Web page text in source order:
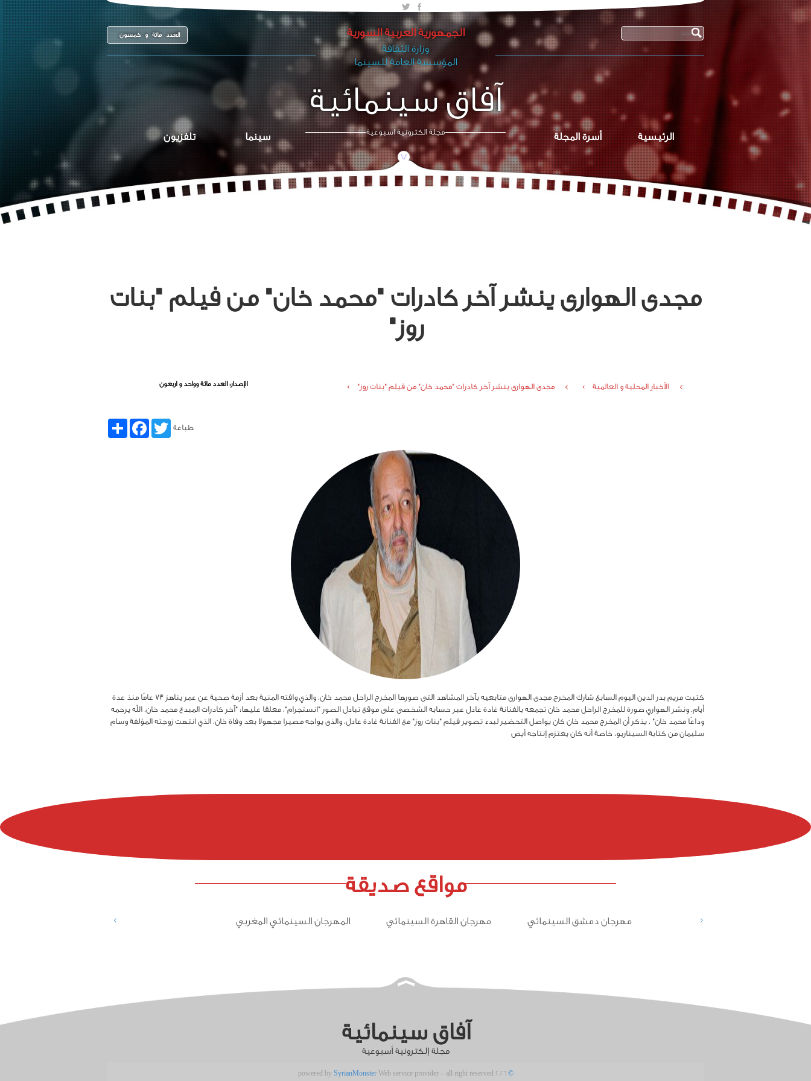
العدد مائة و خمسون الجمهورية العربية السورية
وزارة الثقافة
المؤسسة العامة للسينما
آفاق سينمائية
الرئيسية أسرة المجلة مجلة الكترونية اسبوعية سينما تلفزيون
/\
مجدى الهوارى ينشر آخر كادرات "محمد خان" من فيلم "بنات
روز"
الأخبار المحلية و العالمية › مجدى الهوارى ينشر آخر كادرات "محمد خان" من فيلم "بنات روز" › الإصدار: العدد مائة وواحد و اربعون
ShareFacebookTwitter طباعة
كتبت مريم بدر الدين اليوم السابع شارك المخرج مجدى الهوارى متابعيه بآخر المشاهد التى صورها المخرج الراحل محمد خان، والذي وافته المنية بعد أزمة صحية عن عمر يناهز 73 عامًا منذ عدة
أيام. ونشر الهواري صورة للمخرج الراحل محمد خان تجمعه بالفنانة غادة عادل عبر حسابه الشخصى على موقع تبادل الصور "انستجرام"، معلقا عليها: "آخر كادرات المبدع محمد خان، الله يرحمه
وداعًا محمد خان" . يذكر أن المخرج محمد خان كان يواصل التحضير لبدء تصوير فيلم "بنات روز" مع الفنانة غادة عادل، والذى يواجه مصيرا مجهولا بعد وفاة خان، الذي انتهت زوجته المؤلفة وسام
سليمان من كتابة السيناريو، خاصة أنه كان يعتزم إنتاجه أيض
مواقع صديقة
< مهرجان دمشق السينمائي مهرجان القاهرة السينمائي المهرجان السينمائي المغربي >
آفاق سينمائية
مجلة إلكترونية أسبوعية
©
powered by SyrianMonsterWeb service provider - all right reserved 2026